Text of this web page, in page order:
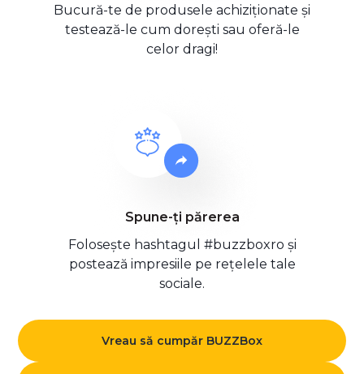
Bucură-te de produsele achiziționate și
testează-le cum dorești sau oferă-le
celor dragi!
Spune-ți părerea
Folosește hashtagul #buzzboxro și
postează impresiile pe rețelele tale
sociale.
Vreau să cumpăr BUZZBox